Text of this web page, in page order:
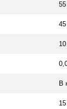
55
45
10
В
15